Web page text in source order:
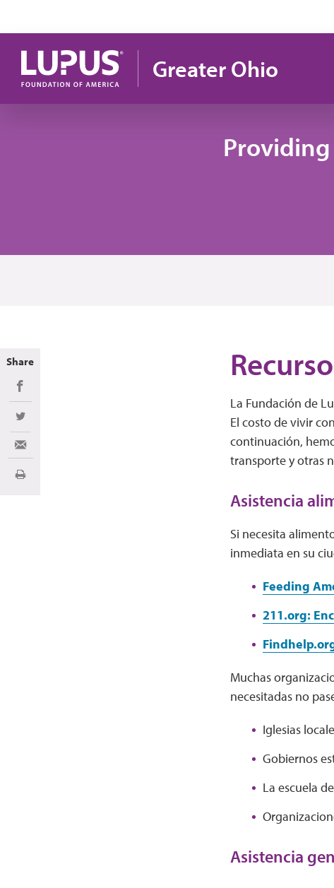
Greater Ohio
La Fundación de
El costo de vivir
continuación,
transporte y otras
Asistencia
Si necesita
inmediata en su
Feeding
211.org:
Muchas
necesitadas no
Iglesias
Gobiernos
La escuela
Asistencia
Share
Share on Facebook
Share on Twitter
Share via Email
Imprimir